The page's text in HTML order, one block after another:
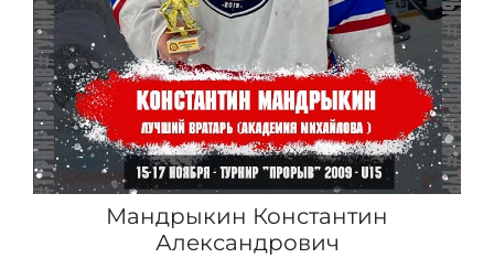
Мандрыкин Константин
Александрович